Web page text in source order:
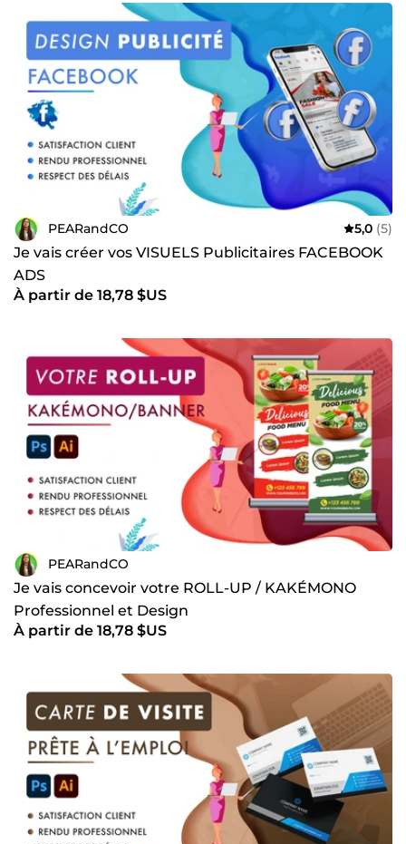
PEARandCO 5,0 (5)
Je vais créer vos VISUELS Publicitaires FACEBOOK
ADS
À partir de 18,78 $US
PEARandCO
Je vais concevoir votre ROLL-UP / KAKÉMONO
Professionnel et Design
À partir de 18,78 $US